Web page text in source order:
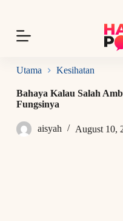
p
o
o
n
n
Utama Kesihatan
Bahaya Kalau Salah
Fungsinya
aisyah August 10,